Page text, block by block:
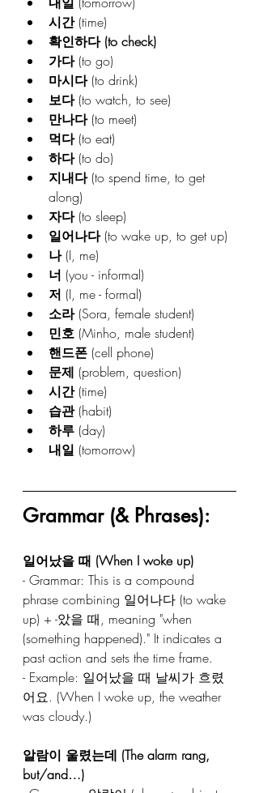
시간 (time)
확인하다 (to check)
가다 (to go)
마시다 (to drink)
보다 (to watch, to see)
만나다 (to meet)
먹다 (to eat)
하다 (to do)
지내다 (to spend time, to get
along)
자다 (to sleep)
일어나다 (to wake up, to get up)
나 (I, me)
너 (you - informal)
저 (I, me - formal)
소라 (Sora, female student)
민호 (Minho, male student)
핸드폰 (cell phone)
문제 (problem, question)
시간 (time)
습관 (habit)
하루 (day)
내일 (tomorrow)
Grammar (& Phrases):
일어났을 때 (When I woke up)
- Grammar: This is a compound
phrase combining 일어나다 (to wake
up) + -았을 때, meaning "when
(something happened)." It indicates a
past action and sets the time frame.
- Example: 일어났을 때 날씨가 흐렸
어요. (When I woke up, the weather
was cloudy.)
알람이 울렸는데 (The alarm rang,
but/and…)